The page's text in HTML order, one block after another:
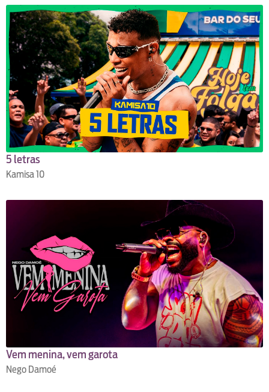
5 letras
Kamisa 10
Vem menina, vem garota
Nego Damoé